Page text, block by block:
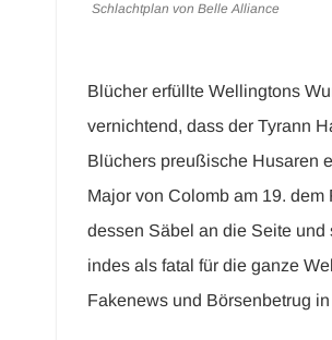
Schlachtplan von Belle Alliance
Blücher erfüllte Wellingtons
vernichtend, dass der Tyrann
Blüchers preußische Husaren
Major von Colomb am 19.
dessen Säbel an die Seite und
indes als fatal für die ganze
Fakenews und Börsenbetrug